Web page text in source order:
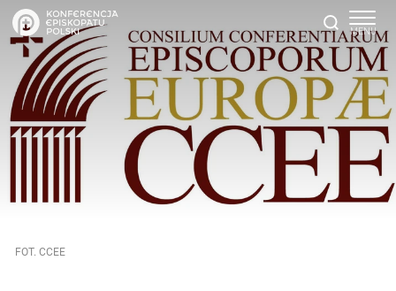
FOT. CCEE